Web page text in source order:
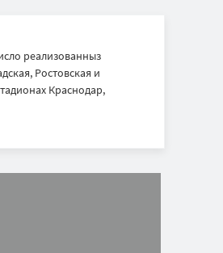
реализованныз
Ростовская и
Краснодар,